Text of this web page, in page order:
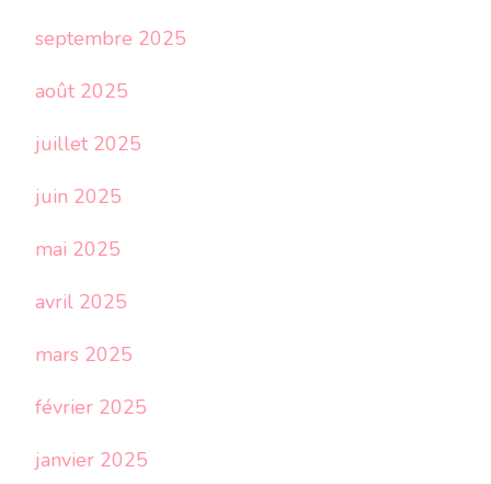
septembre 2025
août 2025
juillet 2025
juin 2025
mai 2025
avril 2025
mars 2025
février 2025
janvier 2025